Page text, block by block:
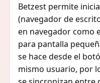
Betzest permite
(navegador de
en navegador como
para pantalla
se hace desde el
mismo usuario, por